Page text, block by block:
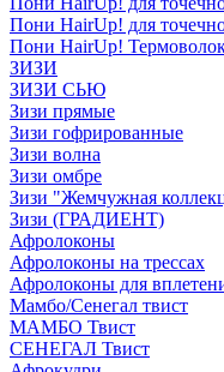
Пони HairUp! для
Пони HairUp!
ЗИЗИ
ЗИЗИ СЬЮ
Зизи прямые
Зизи гофрированные
Зизи волна
Зизи омбре
Зизи "Жемчужная
Зизи (ГРАДИЕНТ)
Афролоконы
Афролоконы на трессах
Афролоконы для
Мамбо/Сенегал твист
МАМБО Твист
СЕНЕГАЛ Твист